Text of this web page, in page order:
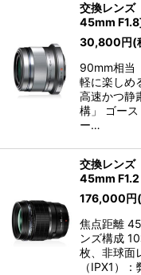
交換レン
45mm F1.8
30,800円(
90mm相当
軽に楽しめ
高速かつ静
構」 ゴー
ー…
交換レン
45mm F1.2
176,000円
焦点距離
ンズ構成
枚、非球面
（IPX1）